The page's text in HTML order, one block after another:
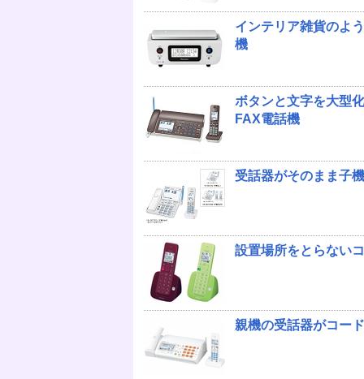
インテリア雑貨のよ
機
ボタンと文字を大型
FAX電話機
受話器がそのまま子
設置場所をとらない
親機の受話器がコー